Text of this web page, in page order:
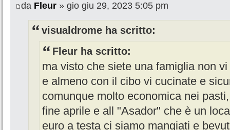
da Fleur » gio giu 29, 2023 5:05 pm
visualdrome ha scritto:
Fleur ha scritto:
ma visto che siete una famiglia non
e almeno con il cibo vi cucinate e
comunque molto economica nei
fine aprile e all "Asador" che è un
euro a testa ci siamo mangiati e